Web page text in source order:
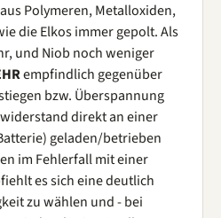
Polymeren, Metalloxiden,
die Elkos immer gepolt. Als
und Niob noch weniger
empfindlich gegenüber
bzw. Überspannung
direkt an einer
geladen/betrieben
im Fehlerfall mit einer
es sich eine deutlich
zu wählen und - bei